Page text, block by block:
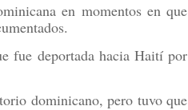
en momentos en que
fue deportada hacia Haití por
dominicano, pero tuvo que